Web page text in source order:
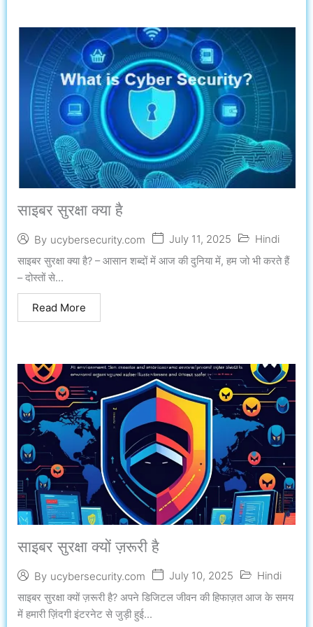
साइबर सुरक्षा क्या है
By ucybersecurity.com July 11, 2025 Hindi
साइबर सुरक्षा क्या है? – आसान शब्दों में आज की दुनिया में, हम जो भी करते हैं
– दोस्तों से...
Read More
साइबर सुरक्षा क्यों ज़रूरी है
By ucybersecurity.com July 10, 2025 Hindi
साइबर सुरक्षा क्यों ज़रूरी है? अपने डिजिटल जीवन की हिफाज़त आज के समय
में हमारी ज़िंदगी इंटरनेट से जुड़ी हुई...